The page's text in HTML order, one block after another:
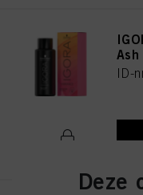
ID-
Deze